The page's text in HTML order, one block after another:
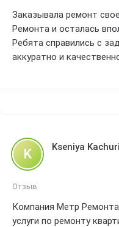
Заказывала ремонт
Ремонта и осталась
Ребята справились с
аккуратно и
для своего ремонта.
K Kseniya
Отзыв
Компания Метр
услуги по ремонту